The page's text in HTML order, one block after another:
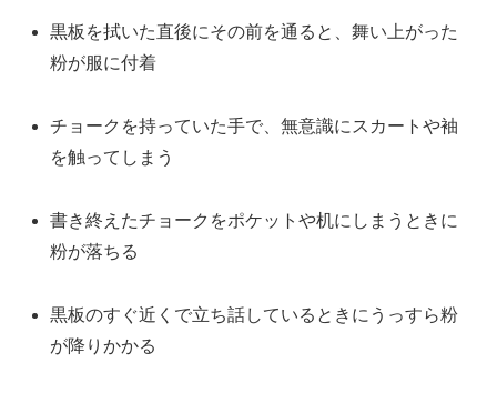
黒板を拭いた直後にその前を通ると、舞い上がった
粉が服に付着
チョークを持っていた手で、無意識にスカートや袖
を触ってしまう
書き終えたチョークをポケットや机にしまうときに
粉が落ちる
黒板のすぐ近くで立ち話しているときにうっすら粉
が降りかかる